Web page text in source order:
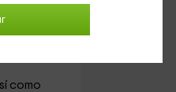
como